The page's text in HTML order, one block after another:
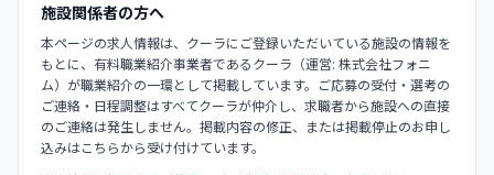
施設関係者の方へ
本ページの求人情報は、クーラにご登録いただいている施設の情報を
もとに、有料職業紹介事業者であるクーラ（運営: 株式会社フォニ
ム）が職業紹介の一環として掲載しています。ご応募の受付・選考の
ご連絡・日程調整はすべてクーラが仲介し、求職者から施設への直接
のご連絡は発生しません。掲載内容の修正、または掲載停止のお申し
込みはこちらから受け付けています。